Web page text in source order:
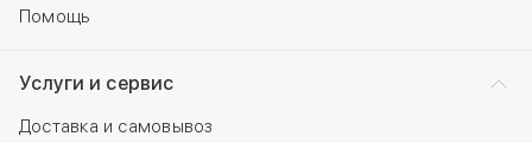
Помощь
Услуги и сервис
Доставка и самовывоз